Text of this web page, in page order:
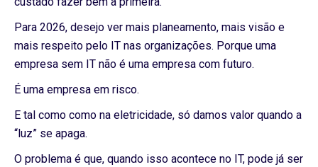
Para 2026, desejo ver mais planeamento, mais visão e
mais respeito pelo IT nas organizações. Porque uma
empresa sem IT não é uma empresa com futuro.
É uma empresa em risco.
E tal como como na eletricidade, só damos valor quando a
“luz” se apaga.
O problema é que, quando isso acontece no IT, pode já ser